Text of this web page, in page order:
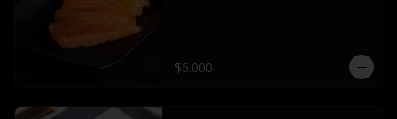
$6.000